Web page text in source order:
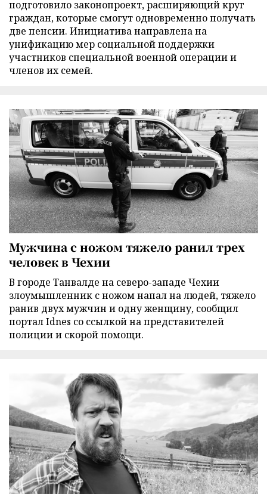
подготовило законопроект, расширяющий круг
граждан, которые смогут одновременно получать
две пенсии. Инициатива направлена на
унификацию мер социальной поддержки
участников специальной военной операции и
членов их семей.
Мужчина с ножом тяжело ранил трех
человек в Чехии
В городе Танвалде на северо-западе Чехии
злоумышленник с ножом напал на людей, тяжело
ранив двух мужчин и одну женщину, сообщил
портал Idnes со ссылкой на представителей
полиции и скорой помощи.